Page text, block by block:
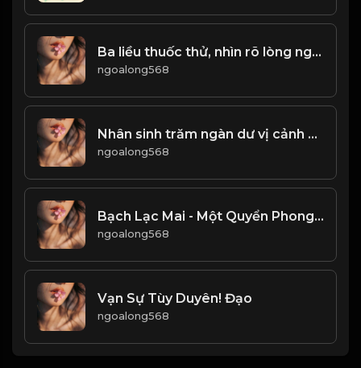
Ba liều thuốc thử, nhìn rõ lòng người! & Đạo
ngoalong568
Nhân sinh trăm ngàn dư vị cảnh sắc, nhưng vẻ đẹp không dễ duy trì! Đạo
ngoalong568
Bạch Lạc Mai - Một Quyển Phong Hoa Đại Đường! & Đạo
ngoalong568
Vạn Sự Tùy Duyên! Đạo
ngoalong568